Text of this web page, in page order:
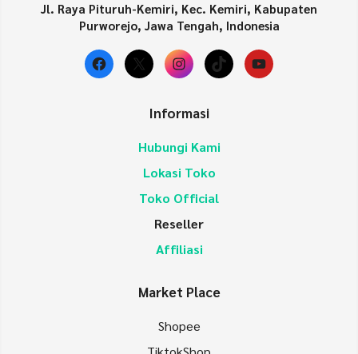
Jl. Raya Pituruh-Kemiri, Kec. Kemiri, Kabupaten
Purworejo, Jawa Tengah, Indonesia
Facebook
X Instagram
TikTokYouTube
Informasi
Hubungi Kami
Lokasi Toko
Toko Official
Reseller
Affiliasi
Market Place
Shopee